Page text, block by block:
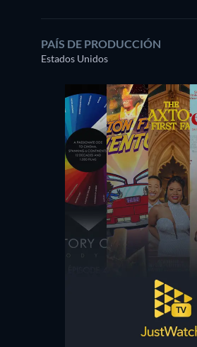
PAÍS DE PRODUCCIÓN
Estados Unidos